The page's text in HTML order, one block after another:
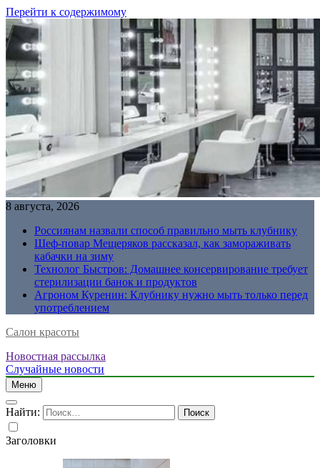
Перейти к содержимому
8 августа, 2026
Россиянам назвали способ правильно мыть клубнику
Шеф-повар Мещеряков рассказал, как замораживать
кабачки на зиму
Технолог Быстров: Домашнее консервирование требует
стерилизации банок и продуктов
Агроном Куренин: Клубнику нужно мыть только перед
употреблением
Салон красоты
Новостная рассылка
Случайные новости
Меню
Найти:
Заголовки